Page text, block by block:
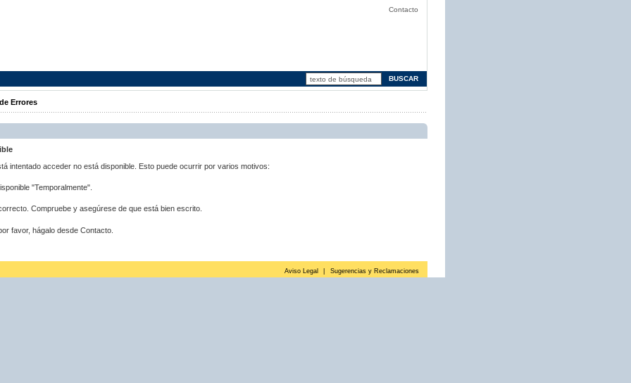
Contacto
Errores
intentado acceder no está disponible. Esto puede ocurrir por varios motivos:
"Temporalmente".
Compruebe y asegúrese de que está bien escrito.
favor, hágalo desde Contacto.
Aviso Legal Sugerencias y Reclamaciones